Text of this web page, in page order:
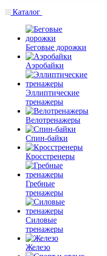
Каталог
Беговые дорожки
Аэробайки
Эллиптические
тренажеры
Велотренажеры
Спин-байки
Кросстренеры
Гребные
тренажеры
Силовые
тренажеры
Железо